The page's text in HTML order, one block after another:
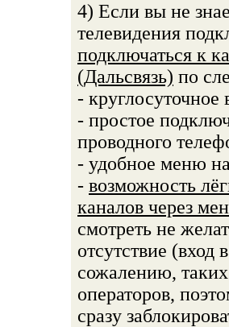
4) Если вы не
телевидения
подключаться к
(Дальсвязь) по
-
- простое
проводного
- удобное меню
- возможность
каналов через
смотреть не
отсутствие
сожалению,
операторов,
сразу